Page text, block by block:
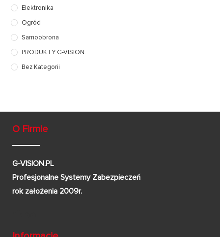
Elektronika
Ogród
Samoobrona
PRODUKTY G-VISION.
Bez Kategorii
O Firmie
G-VISION.PL
Profesjonalne Systemy Zabezpieczeń
rok założenia 2009r.